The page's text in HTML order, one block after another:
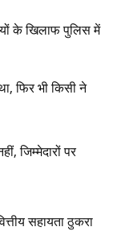
के खिलाफ पुलिस में
फिर भी किसी ने
जिम्मेदारों पर
सहायता ठुकरा